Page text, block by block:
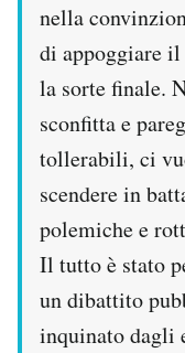
nella
di appoggiare
la sorte finale.
sconfitta e
tollerabili, ci
scendere in
polemiche e
Il tutto è stato
un dibattito
inquinato dagli